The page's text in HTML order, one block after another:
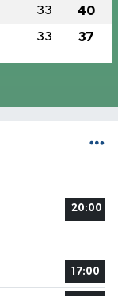
33 40
33 37
20:00
17:00